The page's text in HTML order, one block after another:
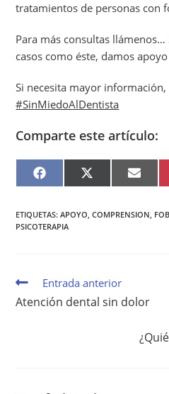
tratamientos de personas con
Para más consultas llámenos…
casos como éste, damos
Si necesita mayor información,
#SinMiedoAlDentista
Comparte este artículo:
F
A
B
O
O
X
(
I
T
E
M
L
ETIQUETAS:APOYO, COMPRENSION,
PSICOTERAPIA
Entrada anterior
Atención dental sin dolor